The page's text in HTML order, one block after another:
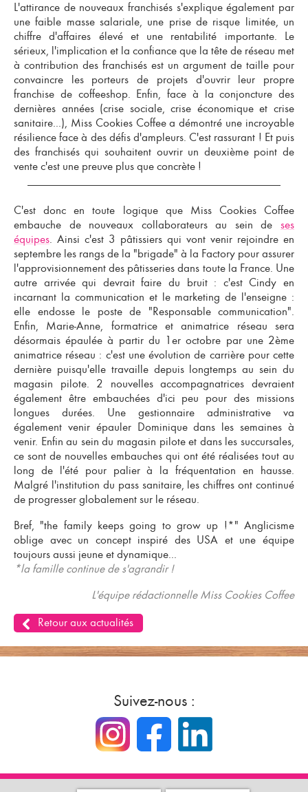
L'attirance de nouveaux franchisés s'explique également par
une faible masse salariale, une prise de risque limitée, un
chiffre d'affaires élevé et une rentabilité importante. Le
sérieux, l'implication et la confiance que la tête de réseau met
à contribution des franchisés est un argument de taille pour
convaincre les porteurs de projets d'ouvrir leur propre
franchise de coffeeshop. Enfin, face à la conjoncture des
dernières années (crise sociale, crise économique et crise
sanitaire...), Miss Cookies Coffee a démontré une incroyable
résilience face à des défis d'ampleurs. C'est rassurant ! Et puis
des franchisés qui souhaitent ouvrir un deuxième point de
vente c'est une preuve plus que concrète !
C'est donc en toute logique que Miss Cookies Coffee
embauche de nouveaux collaborateurs au sein de ses
équipes. Ainsi c'est 3 pâtissiers qui vont venir rejoindre en
septembre les rangs de la "brigade" à la Factory pour assurer
l'approvisionnement des pâtisseries dans toute la France. Une
autre arrivée qui devrait faire du bruit : c'est Cindy en
incarnant la communication et le marketing de l'enseigne :
elle endosse le poste de "Responsable communication".
Enfin, Marie-Anne, formatrice et animatrice réseau sera
désormais épaulée à partir du 1er octobre par une 2ème
animatrice réseau : c'est une évolution de carrière pour cette
dernière puisqu'elle travaille depuis longtemps au sein du
magasin pilote. 2 nouvelles accompagnatrices devraient
également être embauchées d'ici peu pour des missions
longues durées. Une gestionnaire administrative va
également venir épauler Dominique dans les semaines à
venir. Enfin au sein du magasin pilote et dans les succursales,
ce sont de nouvelles embauches qui ont été réalisées tout au
long de l'été pour palier à la fréquentation en hausse.
Malgré l'institution du pass sanitaire, les chiffres ont continué
de progresser globalement sur le réseau.
Bref, "the family keeps going to grow up !*" Anglicisme
oblige avec un concept inspiré des USA et une équipe
toujours aussi jeune et dynamique...
*la famille continue de s'agrandir !
L'équipe rédactionnelle Miss Cookies Coffee
Retour aux actualités
Suivez-nous :